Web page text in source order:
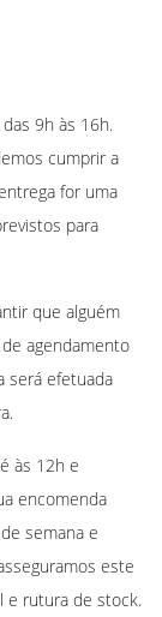
9h às 16h.
cumprir a
for uma
para
que alguém
agendamento
será efetuada
às 12h e
encomenda
semana e
este
e rutura de stock.